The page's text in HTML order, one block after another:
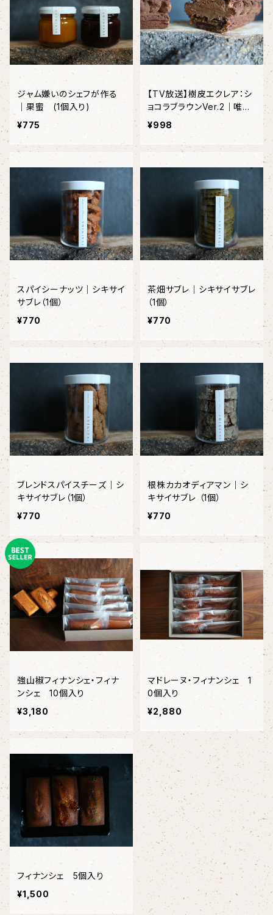
ジャム嫌いのシェフが作る
｜果蜜 (1個入り)
¥775
【TV放送】樹皮エクレア：シ
ョコラブラウンVer.2｜唯一
無二のチョコレートエクレア
〈1本入り〉
¥998
スパイシーナッツ｜シキサイ
サブレ（1個）
¥770
茶畑サブレ｜シキサイサブレ
（1個）
¥770
ブレンドスパイスチーズ｜シ
キサイサブレ（1個）
¥770
根株カカオディアマン｜シ
キサイサブレ （1個）
¥770
強山椒フィナンシェ・フィナ
ンシェ 10個入り
¥3,180
マドレーヌ・フィナンシェ 1
0個入り
¥2,880
フィナンシェ 5個入り
¥1,500